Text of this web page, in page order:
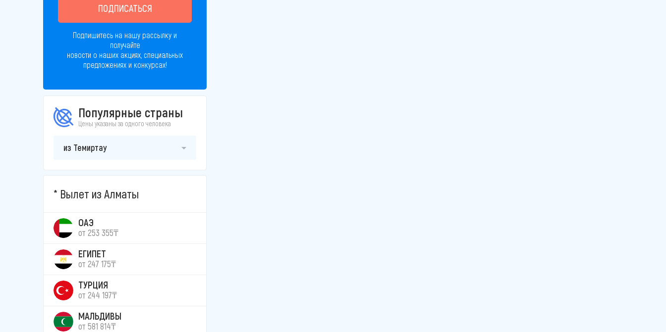
ПОДПИСАТЬСЯ
Подпишитесь на нашу рассылку и
получайте
новости о наших акциях, специальных
предложениях и конкурсах!
Популярные страны
Цены указаны за одного человека
из Темиртау
Вылет из Алматы
ОАЭ
от 253 355₸
ЕГИПЕТ
от 247 175₸
ТУРЦИЯ
от 244 197₸
МАЛЬДИВЫ
от 581 814₸